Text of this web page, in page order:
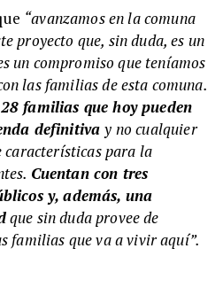
“avanzamos en la comuna
proyecto que, sin duda, es un
un compromiso que teníamos
las familias de esta comuna.
familias que hoy pueden
definitivay no cualquier
características para la
Cuentan con tres
y, además, una
que sin duda provee de
familias que va a vivir aquí”.